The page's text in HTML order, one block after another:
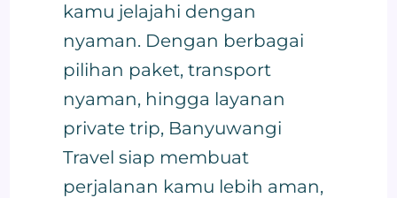
kamu jelajahi dengan
nyaman. Dengan berbagai
pilihan paket, transport
nyaman, hingga layanan
private trip, Banyuwangi
Travel siap membuat
perjalanan kamu lebih aman,